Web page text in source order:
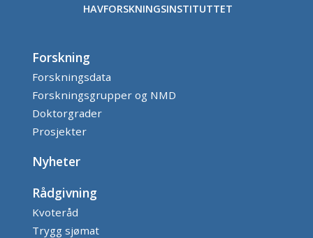
HAVFORSKNINGSINSTITUTTET
Forskning
Forskningsdata
Forskningsgrupper og NMD
Doktorgrader
Prosjekter
Nyheter
Rådgivning
Kvoteråd
Trygg sjømat